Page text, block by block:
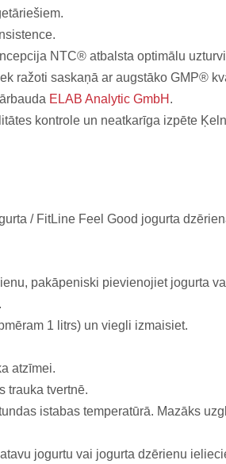
NTC® atbalsta optimālu
ražoti saskaņā ar augstāko GMP®
ELAB Analytic GmbH .
kontrole un neatkarīga izpēte
/ FitLine Feel Good jogurta
pakāpeniski pievienojiet jogurta
1 litrs) un viegli izmaisiet.
atzīmei.
trauka tvertnē.
istabas temperatūrā. Mazāks
jogurtu vai jogurta dzērienu